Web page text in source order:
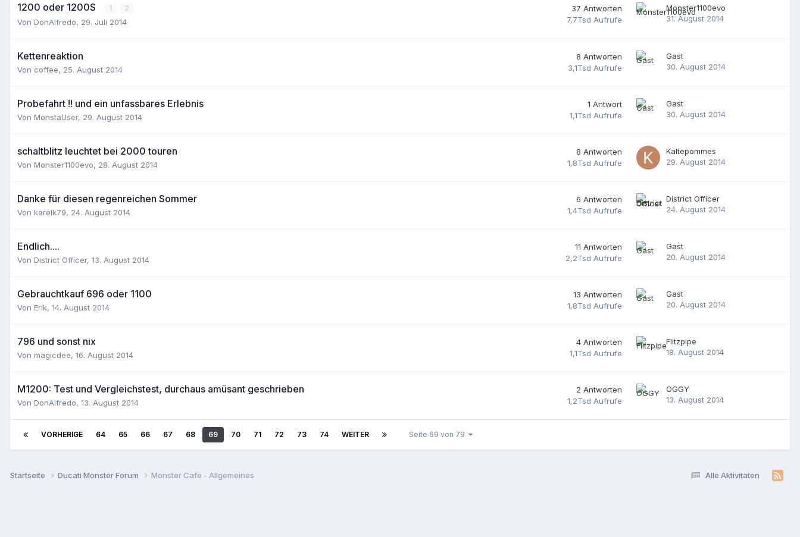
1200 oder 1200S 1 2
Von DonAlfredo, 29. Juli 2014
37 Antworten
7,7Tsd Aufrufe
Monster1100evo
31. August 2014
Kettenreaktion
Von coffee, 25. August 2014
8 Antworten
3,1Tsd Aufrufe
Gast
30. August 2014
Probefahrt !! und ein unfassbares Erlebnis
Von MonstaUser, 29. August 2014
1 Antwort
1,1Tsd Aufrufe
Gast
30. August 2014
schaltblitz leuchtet bei 2000 touren
Von Monster1100evo, 28. August 2014
8 Antworten
1,8Tsd Aufrufe
Kaltepommes
29. August 2014
Danke für diesen regenreichen Sommer
Von karelk79, 24. August 2014
6 Antworten
1,4Tsd Aufrufe
District Officer
24. August 2014
Endlich....
Von District Officer, 13. August 2014
11 Antworten
2,2Tsd Aufrufe
Gast
20. August 2014
Gebrauchtkauf 696 oder 1100
Von Erik, 14. August 2014
13 Antworten
1,8Tsd Aufrufe
Gast
20. August 2014
796 und sonst nix
Von magicdee, 16. August 2014
4 Antworten
1,1Tsd Aufrufe
Flitzpipe
18. August 2014
M1200: Test und Vergleichstest, durchaus amüsant geschrieben
Von DonAlfredo, 13. August 2014
2 Antworten
1,2Tsd Aufrufe
OGGY
13. August 2014
VORHERIGE 64 65 66 67 68 69 70 71 72 73 74 WEITER Seite 69 von 79
Alle Aktivitäten
Startseite Ducati Monster Forum Monster Cafe - Allgemeines